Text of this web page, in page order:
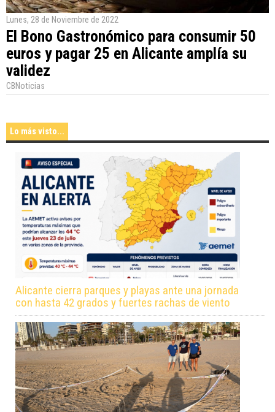
Lunes, 28 de Noviembre de 2022
El Bono Gastronómico para consumir 50
euros y pagar 25 en Alicante amplía su
validez
CBNoticias
Lo más visto...
Alicante cierra parques y playas ante una jornada
con hasta 42 grados y fuertes rachas de viento